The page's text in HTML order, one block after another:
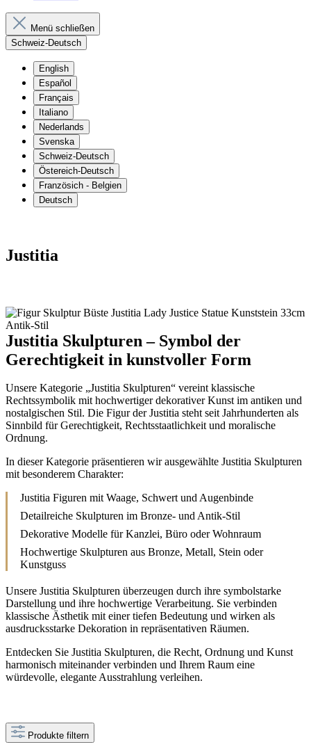
Menü schließen
Schweiz-Deutsch
English
Español
Français
Italiano
Nederlands
Svenska
Schweiz-Deutsch
Östereich-Deutsch
Französich - Belgien
Deutsch
Justitia
Justitia Skulpturen – Symbol der
Gerechtigkeit in kunstvoller Form
Unsere Kategorie „Justitia Skulpturen“ vereint klassische
Rechtssymbolik mit hochwertiger dekorativer Kunst im antiken und
nostalgischen Stil. Die Figur der Justitia steht seit Jahrhunderten als
Sinnbild für Gerechtigkeit, Rechtsstaatlichkeit und moralische
Ordnung.
In dieser Kategorie präsentieren wir ausgewählte Justitia Skulpturen
mit besonderem Charakter:
Justitia Figuren mit Waage, Schwert und Augenbinde
Detailreiche Skulpturen im Bronze- und Antik-Stil
Dekorative Modelle für Kanzlei, Büro oder Wohnraum
Hochwertige Skulpturen aus Bronze, Metall, Stein oder
Kunstguss
Unsere Justitia Skulpturen überzeugen durch ihre symbolstarke
Darstellung und ihre hochwertige Verarbeitung. Sie verbinden
klassische Ästhetik mit einer tiefen Bedeutung und wirken als
ausdrucksstarke Dekoration in repräsentativen Räumen.
Entdecken Sie Justitia Skulpturen, die Recht, Ordnung und Kunst
harmonisch miteinander verbinden und Ihrem Raum eine
würdevolle, elegante Ausstrahlung verleihen.
Produkte filtern